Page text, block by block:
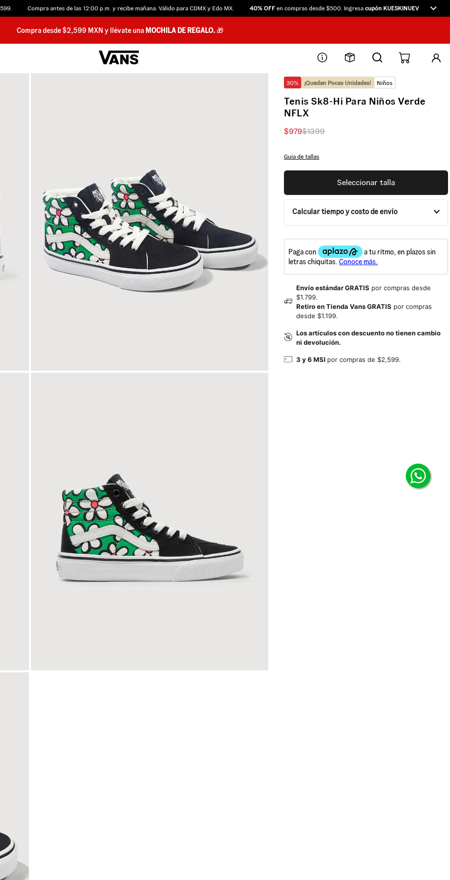
Compra antes de las 12:00 p.m. y recibe mañana. Válido para CDMX y Edo MX. 40% OFF en compras desde $500. Ingresacupón KUESKINUEVO40
Compra desde $2,599 MXN y llévate una MOCHILA DE REGALO.🎁
¡Quedan Pocas Unidades! Niños
30%
Tenis Sk8-Hi Para Niños Verde
NFLX
$979$1399
Guía de tallas
Seleccionar talla
Calcular tiempo y costo de envío
Envío estándar GRATIS por compras desde
$1.799.
Retiro en Tienda Vans GRATIS por compras
desde $1.199.
Los artículos con descuento no tienen cambio
ni devolución.
3 y 6 MSI por compras de $2,599.